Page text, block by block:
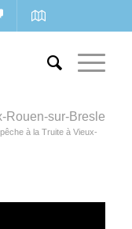
Rouen-sur-Bresle
à la Truite à Vieux-